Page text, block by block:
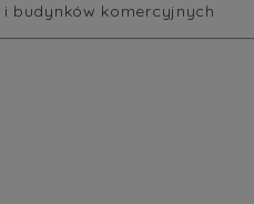
budynków komercyjnych